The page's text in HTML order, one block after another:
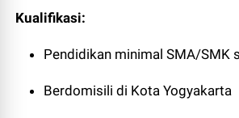
Kualifikasi:
Pendidikan minimal SMA/SMK
Berdomisili di Kota Yogyakarta